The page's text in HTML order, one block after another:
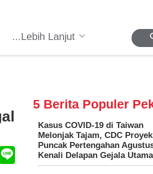
...Lebih Lanjut
5 Berita Populer
Kasus COVID-19 di Taiwan
Melonjak Tajam, CDC
Puncak Pertengahan
Kenali Delapan Gejala Utama